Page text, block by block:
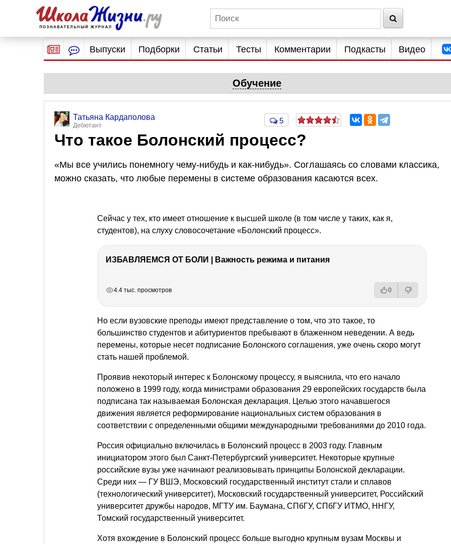
Выпуски Подборки Статьи Тесты Комментарии Подкасты Видео
Обучение
Татьяна Кардаполова
Дебютант
5
Что такое Болонский процесс?
«Мы все учились понемногу чему-нибудь и как-нибудь». Соглашаясь со словами классика,
можно сказать, что любые перемены в системе образования касаются всех.
Сейчас у тех, кто имеет отношение к высшей школе (в том числе у таких, как я,
студентов), на слуху словосочетание «Болонский процесс».
ИЗБАВЛЯЕМСЯ ОТ БОЛИ | Важность режима и питания
4.4 тыс. просмотров 0
Но если вузовские преподы имеют представление о том, что это такое, то
большинство студентов и абитуриентов пребывают в блаженном неведении. А ведь
перемены, которые несет подписание Болонского соглашения, уже очень скоро могут
стать нашей проблемой.
Проявив некоторый интерес к Болонскому процессу, я выяснила, что его начало
положено в 1999 году, когда министрами образования 29 европейских государств была
подписана так называемая Болонская декларация. Целью этого начавшегося
движения является реформирование национальных систем образования в
соответствии с определенными общими международными требованиями до 2010 года.
Россия официально включилась в Болонский процесс в 2003 году. Главным
инициатором этого был Санкт-Петербургский университет. Некоторые крупные
российские вузы уже начинают реализовывать принципы Болонской декларации.
Среди них — ГУ ВШЭ, Московский государственный институт стали и сплавов
(технологический университет), Московский государственный университет, Российский
университет дружбы народов, МГТУ им. Баумана, СПбГУ, СПбГУ ИТМО, ННГУ,
Томский государственный университет.
Хотя вхождение в Болонский процесс больше выгодно крупным вузам Москвы и